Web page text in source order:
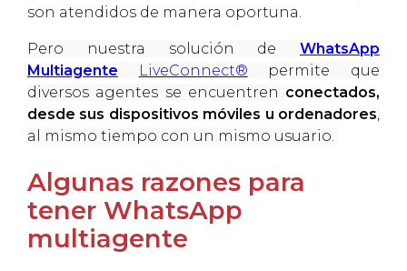
son atendidos de manera oportuna.
Pero nuestra solución de WhatsApp
Multiagente
LiveConnect® permite que
diversos agentes se encuentren conectados,
desde sus dispositivos móviles u ordenadores
al mismo tiempo con un mismo usuario.
Algunas razones para
tener WhatsApp
multiagente